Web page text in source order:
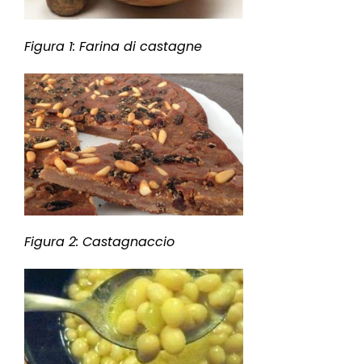
Figura 1: Farina di castagne
Figura 2: Castagnaccio